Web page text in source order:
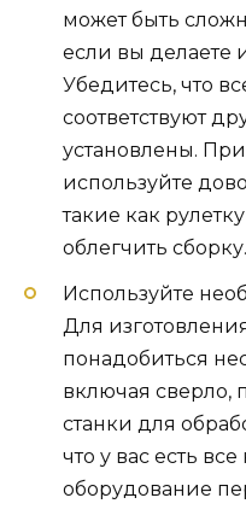
может быть
если вы делаете
Убедитесь, что
соответствуют
установлены.
используйте
такие как
облегчить сборку.
Используйте
Для
понадобиться
включая сверло,
станки для
что у вас есть
оборудование